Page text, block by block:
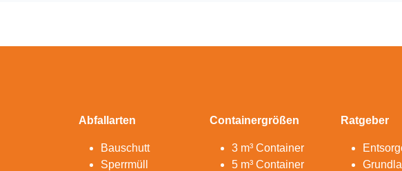
Abfallarten
Bauschutt
Sperrmüll
Containergrößen
3 m³ Container
5 m³ Container
Ratgeber